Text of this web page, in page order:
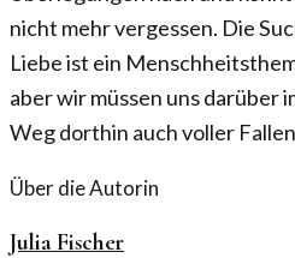
nicht mehr vergessen. Die
Liebe ist ein
aber wir müssen uns darüber
Weg dorthin auch voller
Über die Autorin
Julia Fischer